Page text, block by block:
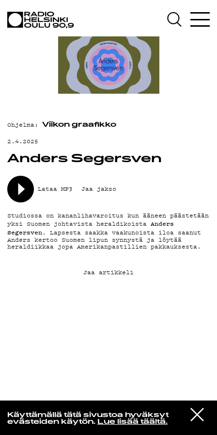
Käyttämällä tätä sivustoa hyväksyt
evästeiden käytön. Lue lisää täältä.
VIESTI
STUDIOON
B-Nice
Afternoon
AJANKOHTAISTA
OHJELMAT
TEKIJÄT
ON-DEMAND
MAINOSTA
YHTEYSTIEDOT
G LIVELAB
YSTÄVÄKLUBI
TIETOSUOJA
KIRJAUDU SISÄÄN
Ohjelma: Viikon graafikko
2.4.2025
Anders Segersven
Lataa MP3 Jaa jakso
Studiossa on kananlihavaroitus kun ääneen päästetään
yksi Suomen johtavista heraldikoista Anders
Segersven. Lapsesta saakka vaakunoista iloa saanut
Anders kertoo Suomen lipun synnystä ja löytää
heraldiikkaa jopa Amerikanpastillien pakkauksesta.
Jaa artikkeli